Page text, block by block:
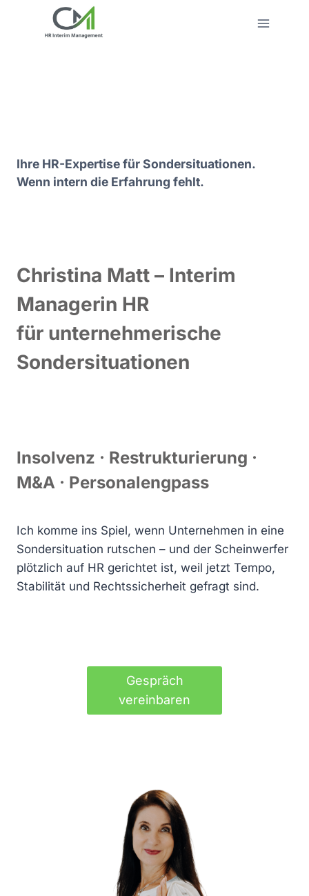
Ihre HR-Expertise für Sondersituationen.
Wenn intern die Erfahrung fehlt.
Christina Matt – Interim
Managerin HR
für unternehmerische
Sondersituationen
Insolvenz · Restrukturierung ·
M&A · Personalengpass
Ich komme ins Spiel, wenn Unternehmen in eine
Sondersituation rutschen – und der Scheinwerfer
plötzlich auf HR gerichtet ist, weil jetzt Tempo,
Stabilität und Rechtssicherheit gefragt sind.
Gespräch
vereinbaren